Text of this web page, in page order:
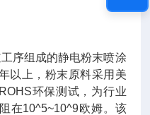
序组成的静电粉末喷涂
以上，粉末原料采用美
ROHS环保测试，为行业
在10^5~10^9欧姆。该